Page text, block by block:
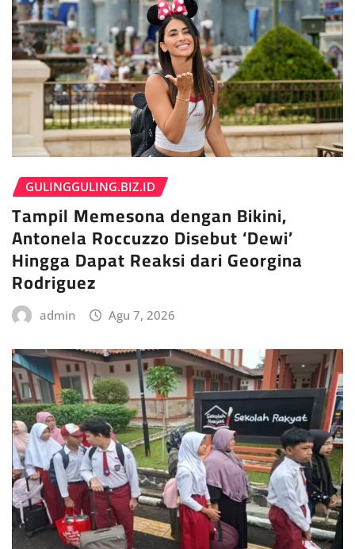
GULINGGULING.BIZ.ID
Tampil Memesona dengan Bikini,
Antonela Roccuzzo Disebut ‘Dewi’
Hingga Dapat Reaksi dari Georgina
Rodriguez
admin Agu 7, 2026